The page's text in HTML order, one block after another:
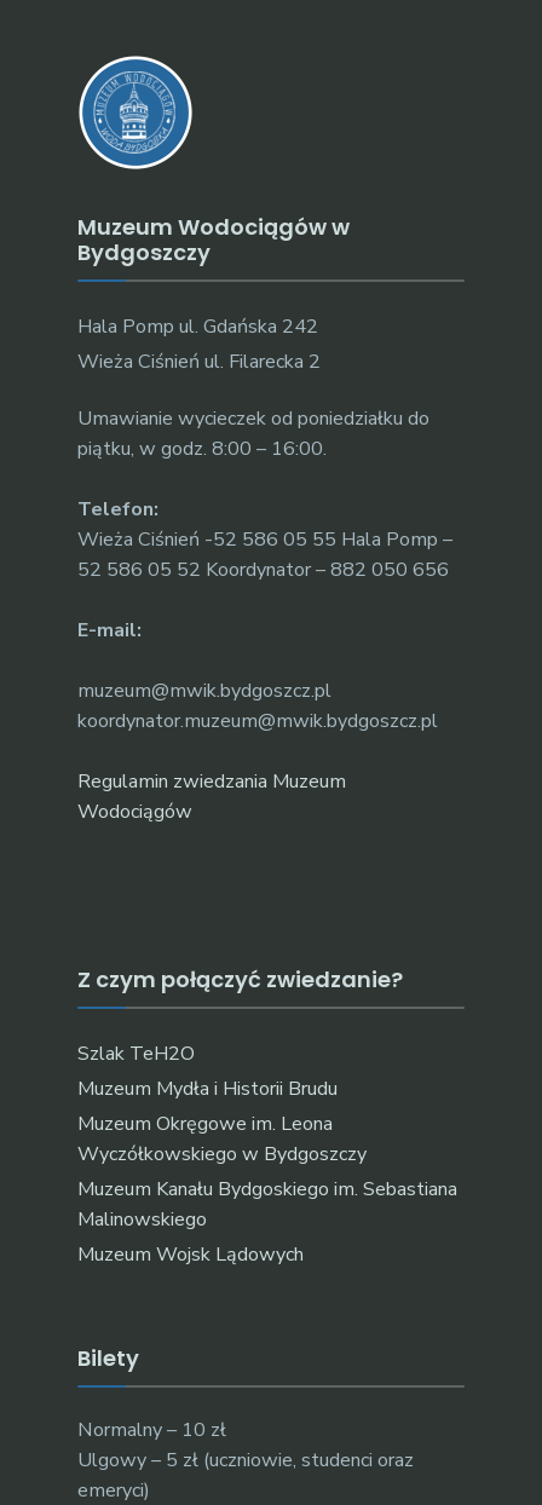
Muzeum Wodociągów w
Bydgoszczy
Hala Pomp ul. Gdańska 242
Wieża Ciśnień ul. Filarecka 2
Umawianie wycieczek od poniedziałku do
piątku, w godz. 8:00 – 16:00.
Telefon:
Wieża Ciśnień -52 586 05 55 Hala Pomp –
52 586 05 52 Koordynator – 882 050 656
E-mail:
muzeum@mwik.bydgoszcz.pl
koordynator.muzeum@mwik.bydgoszcz.pl
Regulamin zwiedzania Muzeum
Wodociągów
Z czym połączyć zwiedzanie?
Szlak TeH2O
Muzeum Mydła i Historii Brudu
Muzeum Okręgowe im. Leona
Wyczółkowskiego w Bydgoszczy
Muzeum Kanału Bydgoskiego im. Sebastiana
Malinowskiego
Muzeum Wojsk Lądowych
Bilety
Normalny – 10 zł
Ulgowy – 5 zł (uczniowie, studenci oraz
emeryci)